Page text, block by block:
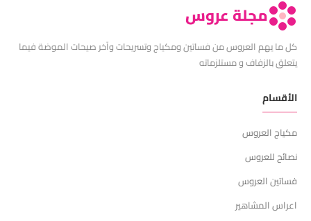
مجلة عروس
كل ما يهم العروس من فساتين ومكياج وتسريحات وآخر صيحات الموضة فيما
يتعلق بالزفاف و مستلزماته
الأقسام
مكياج العروس
نصائح للعروس
فساتين العروس
اعراس المشاهير